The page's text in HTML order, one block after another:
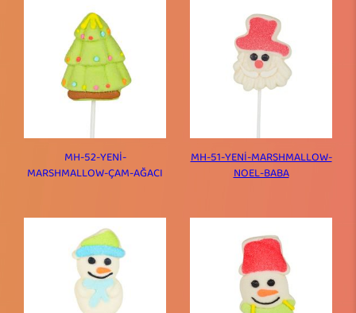
MH-52-YENİ-
MARSHMALLOW-ÇAM-AĞACI
MH-51-YENİ-MARSHMALLOW-
NOEL-BABA